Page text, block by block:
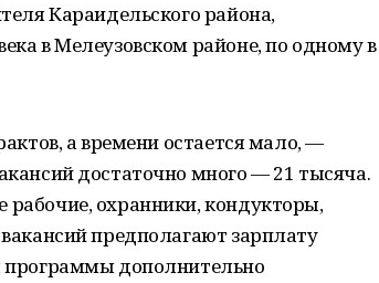
Караидельского района,
в Мелеузовском районе, по одному в
а времени остается мало, —
достаточно много — 21 тысяча.
охранники, кондукторы,
предполагают зарплату
программы дополнительно